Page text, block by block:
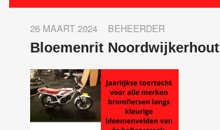
26 MAART 2024 BEHEERDER
Bloemenrit Noordwijkerhout